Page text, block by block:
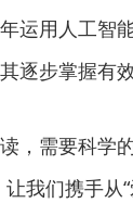
运用人工智
逐步掌握有
需要科学的
让我们携手